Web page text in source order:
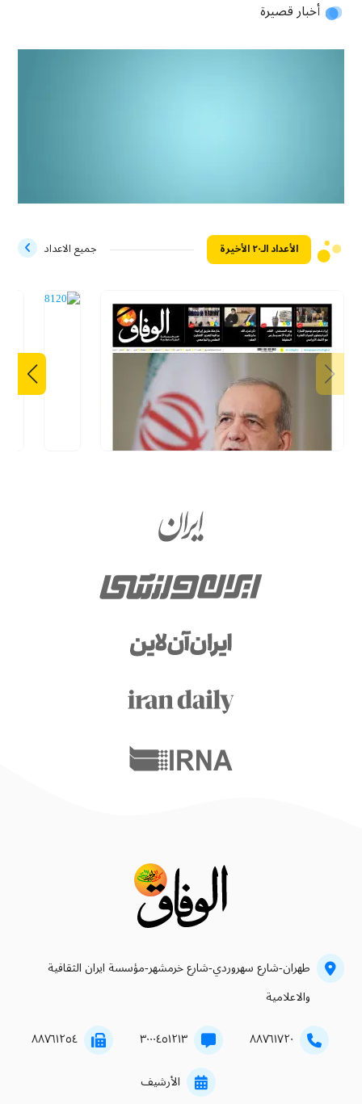
أخبار قصيرة
الأعداد الـ۲۰ الأخيرة جميع الاعداد
طهران-شارع سهروردي-شارع خرمشهر-مؤسسة ايران الثقافية
والاعلامية
۸۸۷٦۱۷۲۰ ۳۰۰۰٤٥۱۲۱۳ ۸۸۷٦۱۲٥٤
الأرشيف